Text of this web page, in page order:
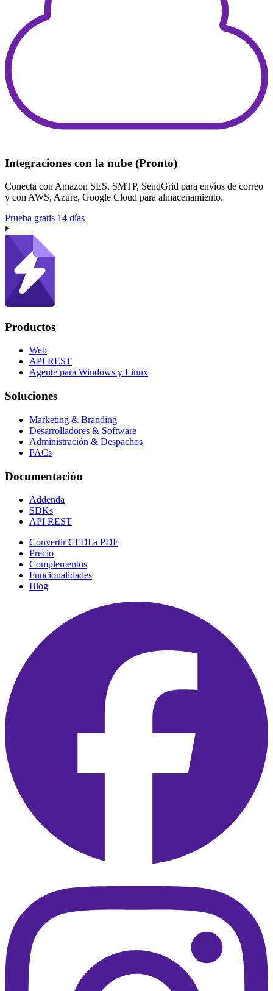
Integraciones con la nube (Pronto)
Conecta con Amazon SES, SMTP, SendGrid para envíos de correo
y con AWS, Azure, Google Cloud para almacenamiento.
Prueba gratis 14 días
Productos
Web
API REST
Agente para Windows y Linux
Soluciones
Marketing & Branding
Desarrolladores & Software
Administración & Despachos
PACs
Documentación
Addenda
SDKs
API REST
Convertir CFDI a PDF
Precio
Complementos
Funcionalidades
Blog